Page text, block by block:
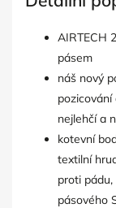
AIRTECH
pásem
náš nový
pozicování
nejlehčí a
kotevní
textilní
proti
pásového